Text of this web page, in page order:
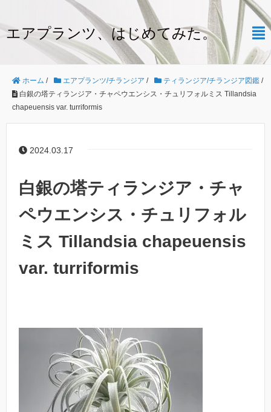
エアプランツ、はじめてみた。
ホーム / エアプランツ/チランジア / ティランジア/チランジア図鑑 /
白銀の塔ティランジア・チャペウエンシス・チュリフォルミス Tillandsia
chapeuensis var. turriformis
2024.03.17
白銀の塔ティランジア・チャ
ペウエンシス・チュリフォル
ミス Tillandsia chapeuensis
var. turriformis